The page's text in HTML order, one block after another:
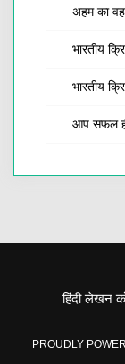
अहम का
भारतीय
भारतीय
आप सफल
हिंदी लेखन
PROUDLY